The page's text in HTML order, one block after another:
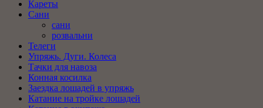
Кареты
Сани
сани
розвальни
Телеги
Упряжь. Дуги. Колеса
Тачки для навоза
Конная косилка
Заездка лошадей в упряжь
Катание на тройке лошадей